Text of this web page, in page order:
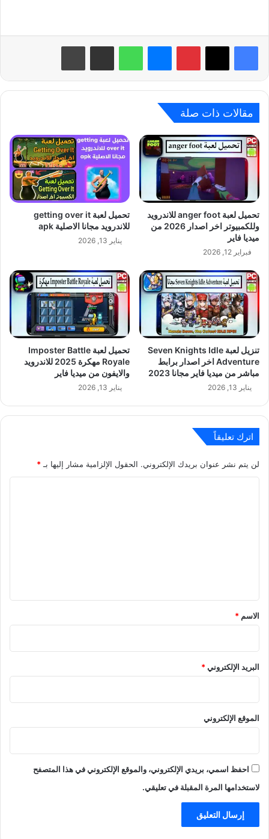
بينتيريست واتساب
مقالات ذات صلة
تحميل لعبة anger foot للاندرويد
وللكمبيوتر اخر اصدار 2026 من
ميديا فاير
فبراير 12, 2026
تحميل لعبة getting over it
للاندرويد مجانا الاصلية apk
يناير 13, 2026
تنزيل لعبة Seven Knights Idle
Adventure اخر اصدار برابط
مباشر من ميديا فاير مجانا 2023
يناير 13, 2026
تحميل لعبة Imposter Battle
Royale مهكرة 2025 للاندرويد
والايفون من ميديا فاير
يناير 13, 2026
اترك تعليقاً
لن يتم نشر عنوان بريدك الإلكتروني. الحقول الإلزامية مشار إليها بـ *
*
الاسم *
البريد الإلكتروني*
الموقع الإلكتروني
احفظ اسمي، بريدي الإلكتروني، والموقع الإلكتروني في هذا المتصفح
لاستخدامها المرة المقبلة في تعليقي.